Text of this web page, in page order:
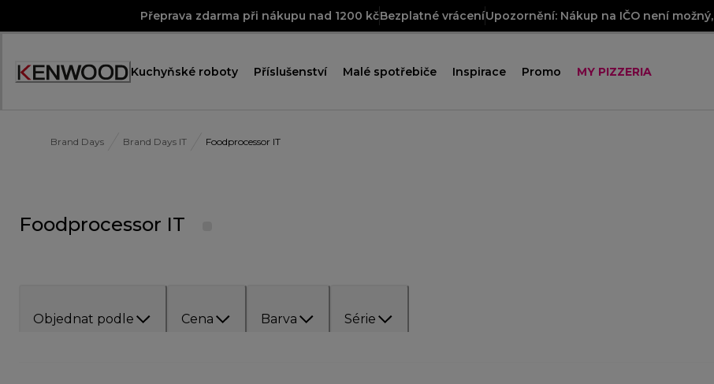
Přeprava zdarma při nákupu nad 1200 kčBezplatné vráceníUpozornění: Nákup na IČO není
Accessibility
Kuchyňské roboty Příslušenství Malé spotřebiče Inspirace Promo MY PIZZERIA
Brand Days Brand Days IT Foodprocessor IT
Foodprocessor IT
Objednat podle Cena Barva Série